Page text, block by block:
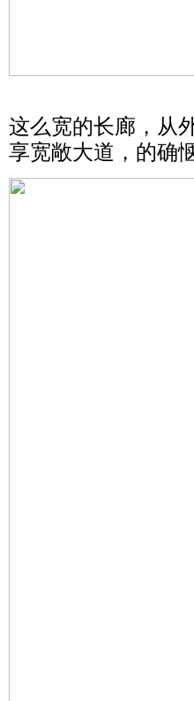
这么宽的长廊，从
享宽敞大道，的确